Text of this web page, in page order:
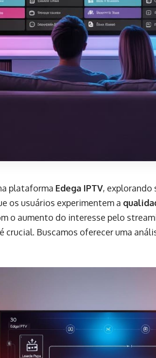
plataforma Edega IPTV, explorando
os usuários experimentem a
o aumento do interesse pelo
é crucial. Buscamos oferecer uma